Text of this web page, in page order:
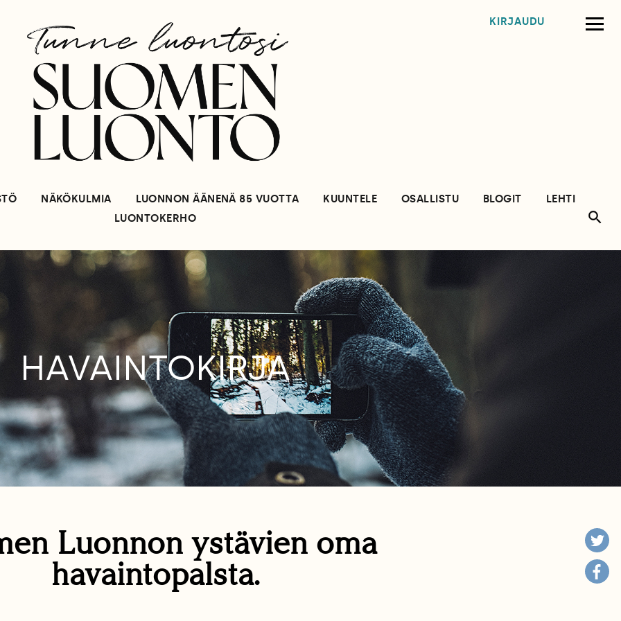
KIRJAUDU
NÄKÖKULMIA LUONNON ÄÄNENÄ 85 VUOTTA KUUNTELE OSALLISTU BLOGIT
LEHTI
LUONTOKERHO
HAVAINTOKIRJA
Luonnon ystävien oma
havaintopalsta.